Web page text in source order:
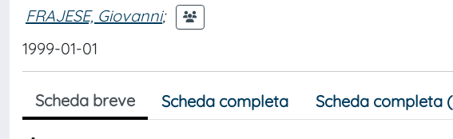
FRAJESE, Giovanni;
1999-01-01
Scheda breve Scheda completa Scheda completa